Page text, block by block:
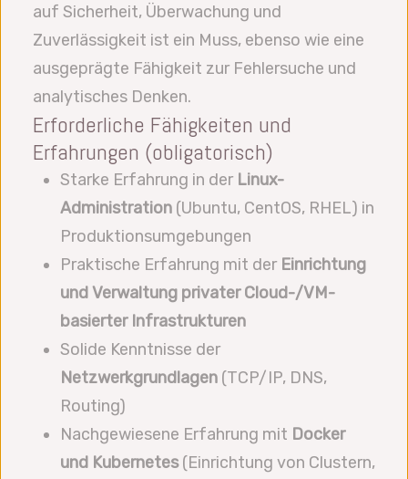
auf Sicherheit, Überwachung und
Zuverlässigkeit ist ein Muss, ebenso wie eine
ausgeprägte Fähigkeit zur Fehlersuche und
analytisches Denken.
Erforderliche Fähigkeiten und
Erfahrungen (obligatorisch)
Starke Erfahrung in der Linux-
Administration (Ubuntu, CentOS, RHEL) in
Produktionsumgebungen
Praktische Erfahrung mit der Einrichtung
und Verwaltung privater Cloud-/VM-
basierter Infrastrukturen
Solide Kenntnisse der
Netzwerkgrundlagen (TCP/IP, DNS,
Routing)
Nachgewiesene Erfahrung mit Docker
und Kubernetes(Einrichtung von Clustern,